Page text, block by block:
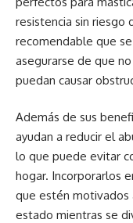
resistencia sin riesgo
recomendable que
asegurarse de que
puedan causar
Además de sus
ayudan a reducir el
lo que puede evitar
hogar. Incorporarlos
que estén motivados
estado mientras se